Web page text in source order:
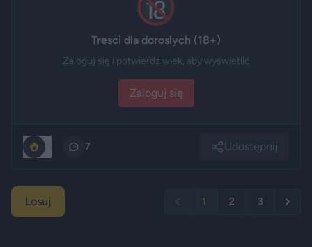
Tresci dla doroslych (18+)
Zaloguj się i potwierdź wiek, aby wyświetlić
Zaloguj się
7 Udostępnij
Losuj 1 2 3